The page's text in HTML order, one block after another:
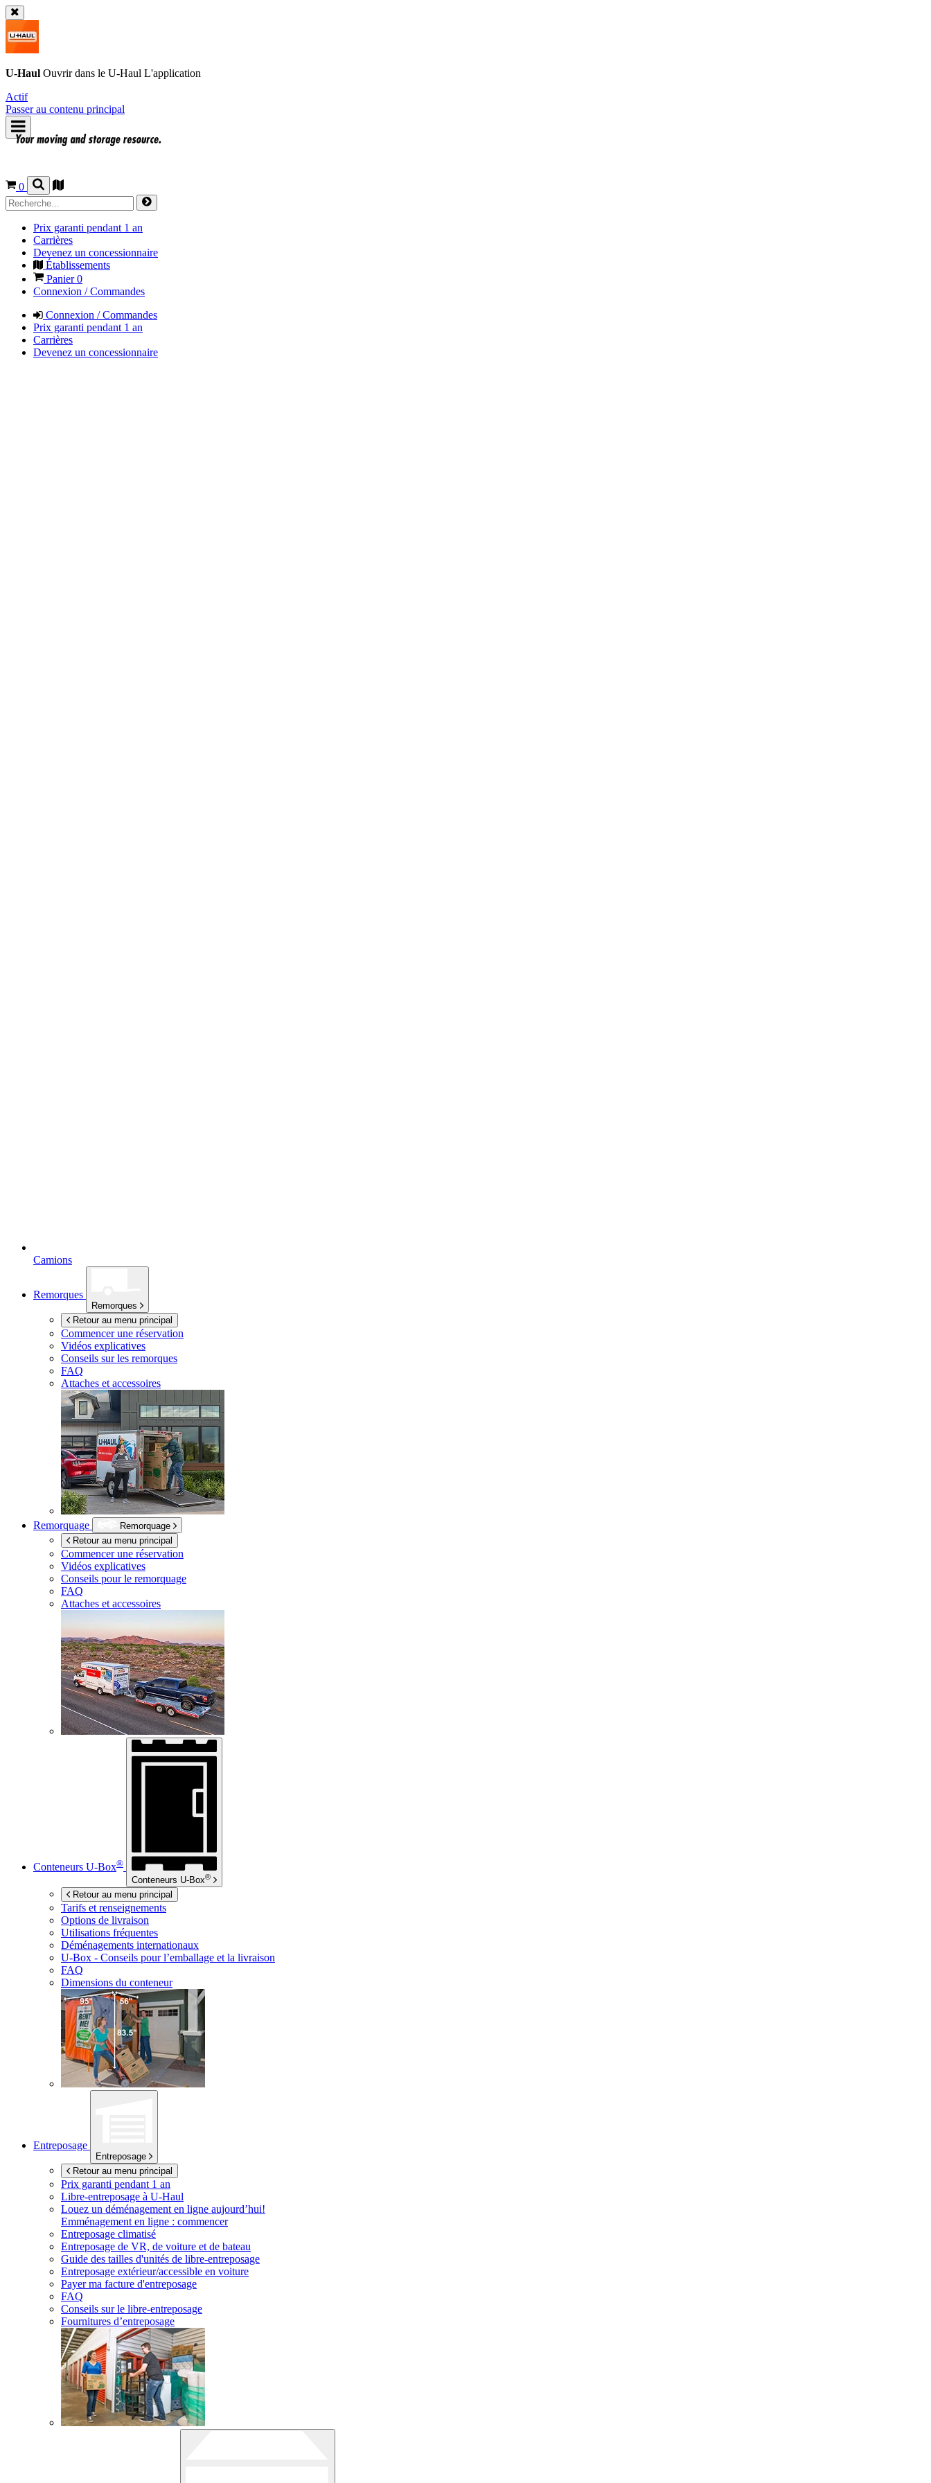
U-Haul Ouvrir dans le U-Haul L'application
Actif
Passer au contenu principal
0
Prix garanti pendant 1 an
Carrières
Devenez un concessionnaire
Établissements
Panier0
Connexion / Commandes
Connexion / Commandes
Prix garanti pendant 1 an
Carrières
Devenez un concessionnaire
Camions
Remorques
Remorques
Retour au menu principal
Commencer une réservation
Vidéos explicatives
Conseils sur les remorques
FAQ
Attaches et accessoires
Remorquage
Remorquage
Retour au menu principal
Commencer une réservation
Vidéos explicatives
Conseils pour le remorquage
FAQ
Attaches et accessoires
Conteneurs U-Box®
Conteneurs U-Box®
Retour au menu principal
Tarifs et renseignements
Options de livraison
Utilisations fréquentes
Déménagements internationaux
U-Box - Conseils pour l’emballage et la livraison
FAQ
Dimensions du conteneur
Entreposage
Entreposage
Retour au menu principal
Prix garanti pendant 1 an
Libre-entreposage à U-Haul
Louez un déménagement en ligne aujourd’hui!
Emménagement en ligne : commencer
Entreposage climatisé
Entreposage de VR, de voiture et de bateau
Guide des tailles d'unités de libre-entreposage
Entreposage extérieur/accessible en voiture
Payer ma facture d'entreposage
FAQ
Conseils sur le libre-entreposage
Fournitures d’entreposage